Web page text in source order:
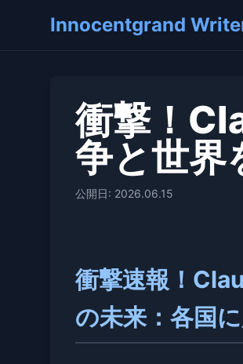
Innocentgrand
衝撃！
争と世界
公開日: 2026.06.15
衝撃速報！
の未来：各国